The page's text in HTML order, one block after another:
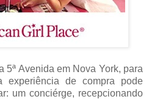
5ª Avenida em Nova York, para
de compra pode
um conciérge, recepcionando